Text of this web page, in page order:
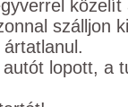
közelít
szálljon
lopott, a